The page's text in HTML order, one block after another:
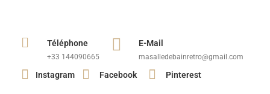
Téléphone
+33 144090665​
E-Mail
masalledebainretro@gmail.com
Instagram Facebook Pinterest